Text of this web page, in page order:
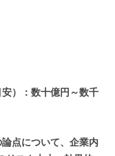
安）：数十億円～数千
点について、企業内